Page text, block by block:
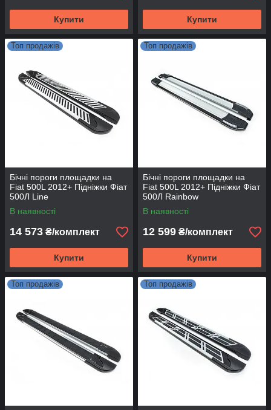
Купити Купити
Топ продажів
Бічні пороги площадки на
Fiat 500L 2012+ Підніжки Фіат
500Л Line
В наявності
14 573 ₴/комплект
Купити
Топ продажів
Бічні пороги площадки на
Fiat 500L 2012+ Підніжки Фіат
500Л Rainbow
В наявності
12 599 ₴/комплект
Купити
Топ продажів Топ продажів